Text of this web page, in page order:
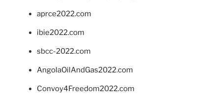
aprce2022.com
ibie2022.com
sbcc-2022.com
AngolaOilAndGas2022.com
Convoy4Freedom2022.com